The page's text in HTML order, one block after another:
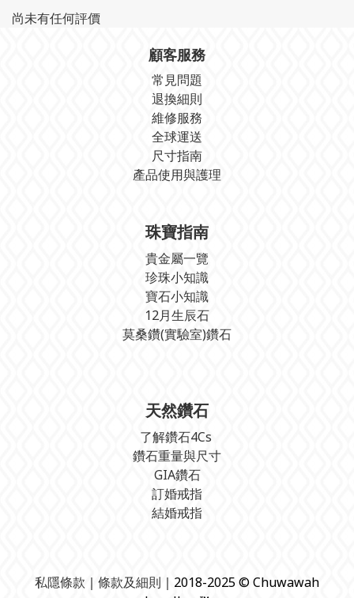
尚未有任何評價
顧客服務
常見問題
退換細則
維修服務
全球運送
尺寸指南
產品使用與護理
珠寶指南
貴金屬一覽
珍珠小知識
寶石小知識
12月生辰石
莫桑鑽(實驗室)鑽石
天然鑽石
了解鑽石4Cs
鑽石重量與尺寸
GIA鑽石
訂婚戒指
結婚戒指
私隱條款 ｜ 條款及細則 ｜2018-2025 © Chuwawah